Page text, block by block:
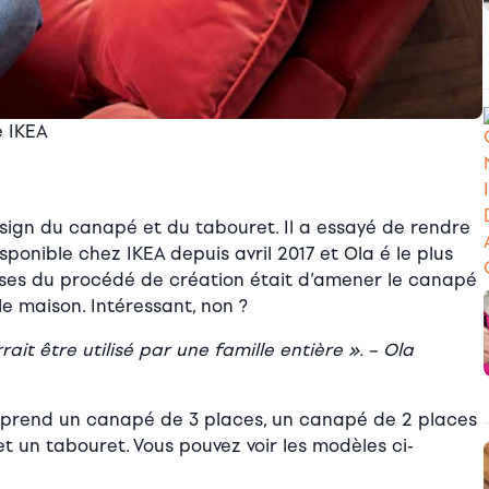
IKEA
du canapé et du tabouret. Il a essayé de rendre
chez IKEA depuis avril 2017 et Ola é le plus
du procédé de création était d’amener le canapé
maison. Intéressant, non ?
être utilisé par une famille entière ». – Ola
un canapé de 3 places, un canapé de 2 places
un tabouret. Vous pouvez voir les modèles ci-